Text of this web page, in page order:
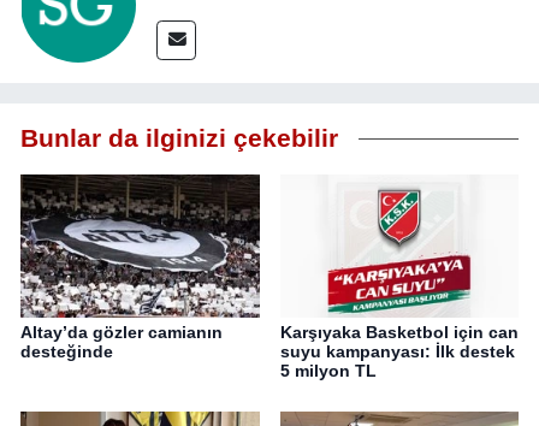
Bunlar da ilginizi çekebilir
Altay’da gözler camianın
desteğinde
Karşıyaka Basketbol için can
suyu kampanyası: İlk destek
5 milyon TL